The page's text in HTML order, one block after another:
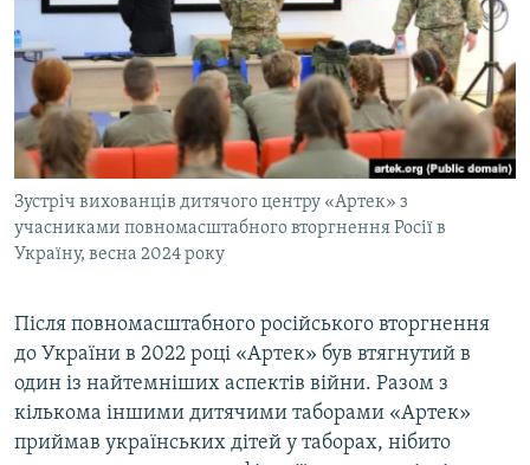
Зустріч вихованців дитячого центру «Артек» з
учасниками повномасштабного вторгнення Росії в
Україну, весна 2024 року
Після повномасштабного російського вторгнення
до України в 2022 році «Артек» був втягнутий в
один із найтемніших аспектів війни. Разом з
кількома іншими дитячими таборами «Артек»
приймав українських дітей у таборах, нібито